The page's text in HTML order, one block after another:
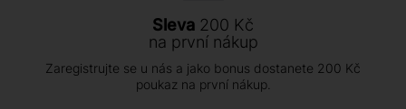
Sleva 200 Kč
na první nákup
Zaregistrujte se u nás a jako bonus dostanete 200 Kč
poukaz na první nákup.